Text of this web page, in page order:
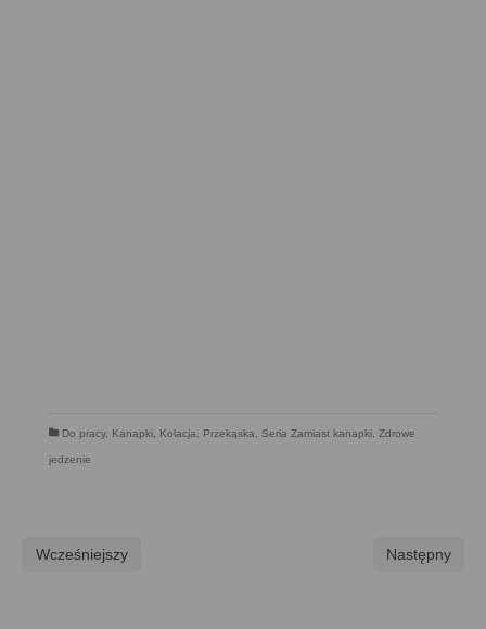
Do pracy, Kanapki Kolacja Przekąska Seria Zamiast kanapki Zdrowe
jedzenie
Wcześniejszy Następny